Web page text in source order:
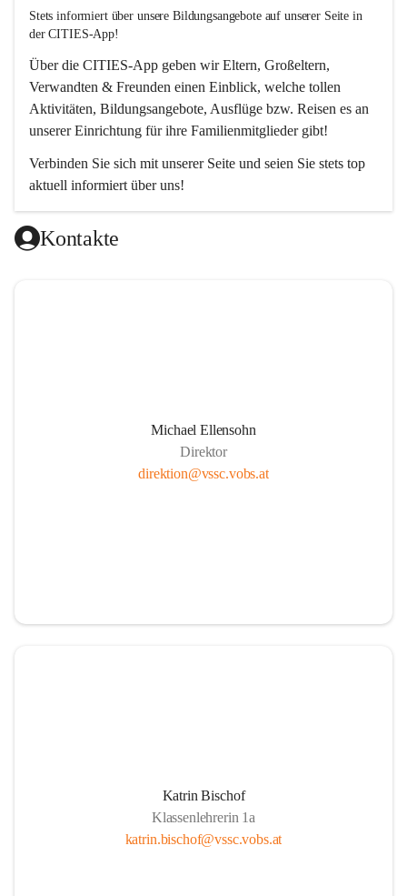
Stets informiert über unsere Bildungsangebote auf unserer Seite in
der CITIES-App!
Über die CITIES-App geben wir Eltern, Großeltern,
Verwandten & Freunden einen Einblick, welche tollen
Aktivitäten, Bildungsangebote, Ausflüge bzw. Reisen es an
unserer Einrichtung für ihre Familienmitglieder gibt!
Verbinden Sie sich mit unserer Seite und seien Sie stets top
aktuell informiert über uns!
Kontakte
Michael Ellensohn
Direktor
direktion@vssc.vobs.at
Katrin Bischof
Klassenlehrerin 1a
katrin.bischof@vssc.vobs.at